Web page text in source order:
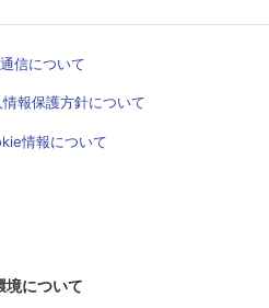
信について
報保護方針について
情報について
境について